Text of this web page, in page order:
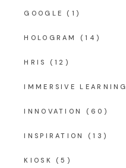
GOOGLE (1)
HOLOGRAM (14)
HRIS (12)
IMMERSIVE LEARNING
INNOVATION (60)
INSPIRATION (13)
KIOSK (5)